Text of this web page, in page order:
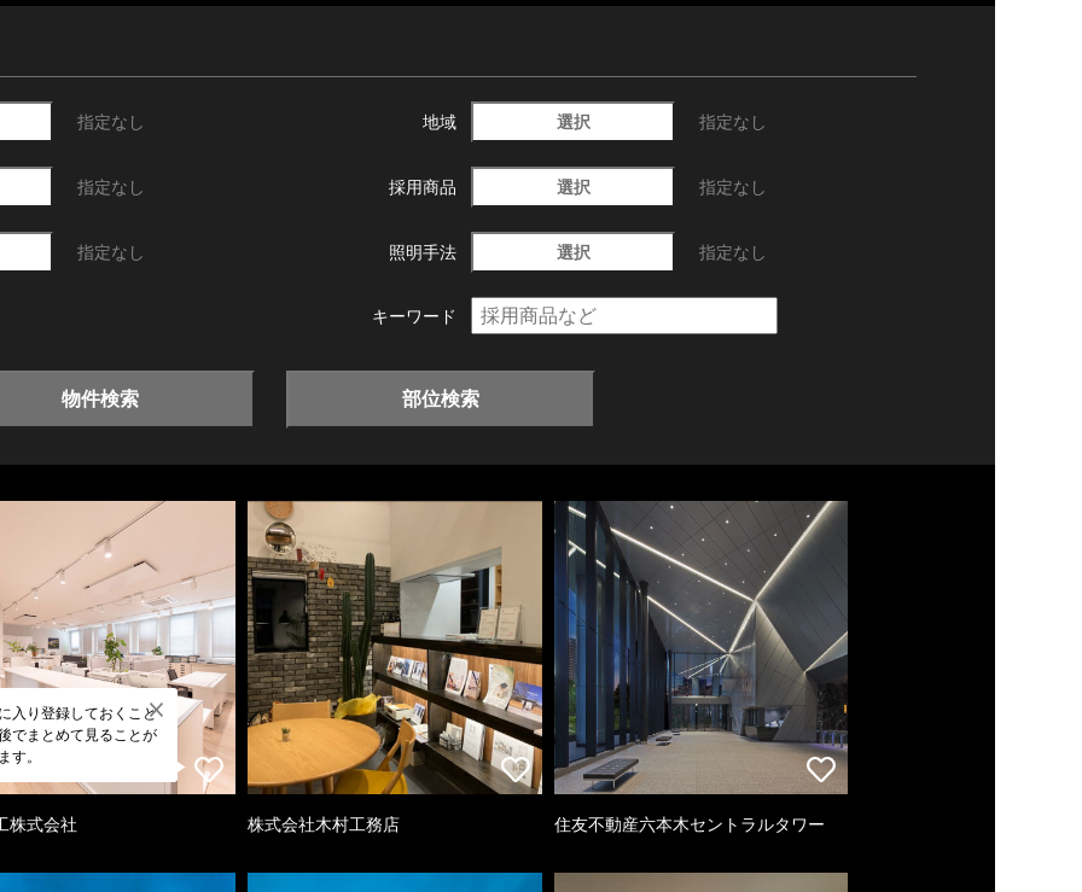
指定なし 地域 選択 指定なし
指定なし 採用商品 選択 指定なし
指定なし 照明手法 選択 指定なし
キーワード
物件検索 部位検索
入り登録しておくこと
でまとめて見ることが
す。
株式会社 株式会社木村工務店 住友不動産六本木セントラルタワー